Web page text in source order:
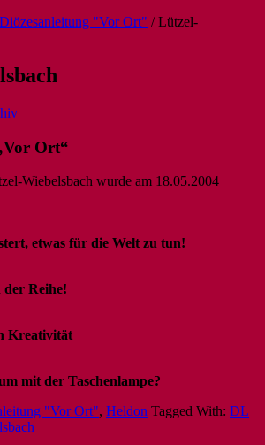
Diözesanleitung "Vor Ort" /Lützel-
Ort“
Wiebelsbach wurde am 18.05.2004
etwas für die Welt zu tun!
Reihe!
Kreativität
mit der Taschenlampe?
"Vor Ort", Heldon Tagged With: DL